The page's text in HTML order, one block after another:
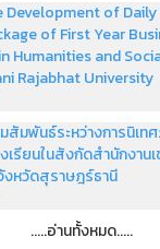
Development of
of First Year
Humanities and
Rajabhat University
สัมพันธ์ระหว่างการนิเท
เรียนในสังกัดสำนักงาน
งหวัดสุราษฎร์ธานี
.....อ่านทั้งหมด.....